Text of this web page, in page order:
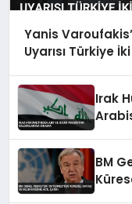
Yanis
Uyarısı Türkiye
Irak
BM